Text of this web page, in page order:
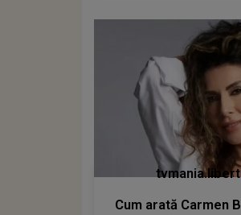
Cum arată Carmen